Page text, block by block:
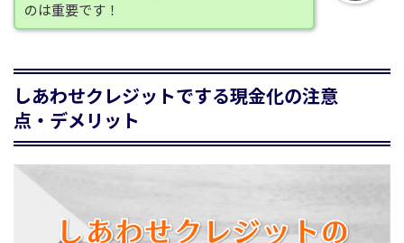
のは重要です！
しあわせクレジットでする現金化の注意
点・デメリット